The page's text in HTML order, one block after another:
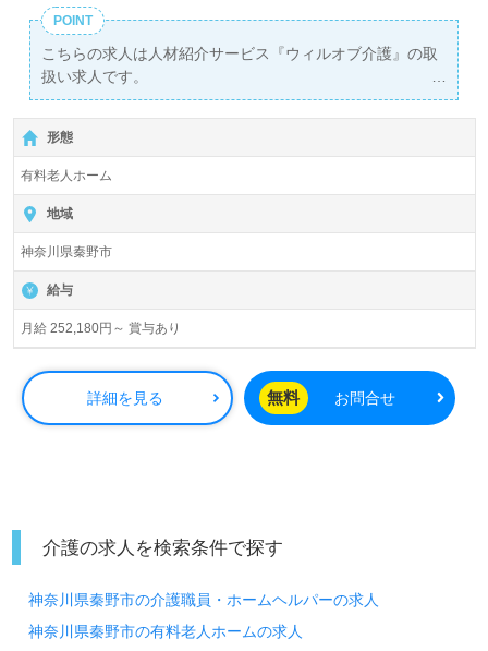
POINT
こちらの求人は人材紹介サービス『ウィルオブ介護』の取
扱い求人です。
詳細に関してお気軽にご相談ください♪
【無料】で皆さんの転職活動をサポートいたします。
形態
有料老人ホーム
地域
神奈川県秦野市
給与
月給 252,180円～ 賞与あり
詳細を見る 無料 お問合せ
介護の求人を検索条件で探す
神奈川県秦野市の介護職員・ホームヘルパーの求人
神奈川県秦野市の有料老人ホームの求人